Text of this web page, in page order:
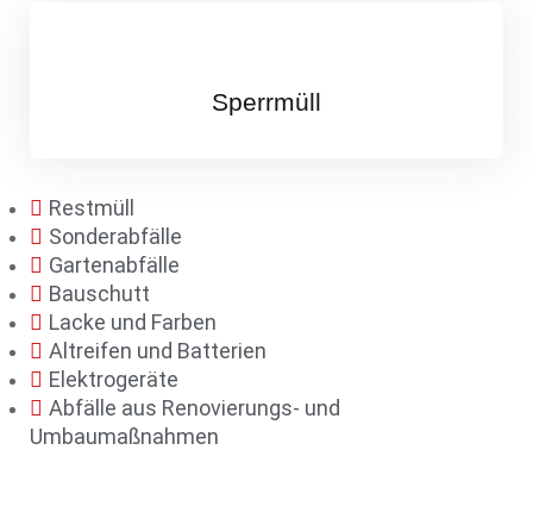
Sperrmüll
Restmüll
Sonderabfälle
Gartenabfälle
Bauschutt
Lacke und Farben
Altreifen und Batterien
Elektrogeräte
Abfälle aus Renovierungs- und
Umbaumaßnahmen